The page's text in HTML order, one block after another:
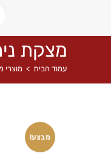
מצקת
עמוד הבית > מוצרי
מבצע!